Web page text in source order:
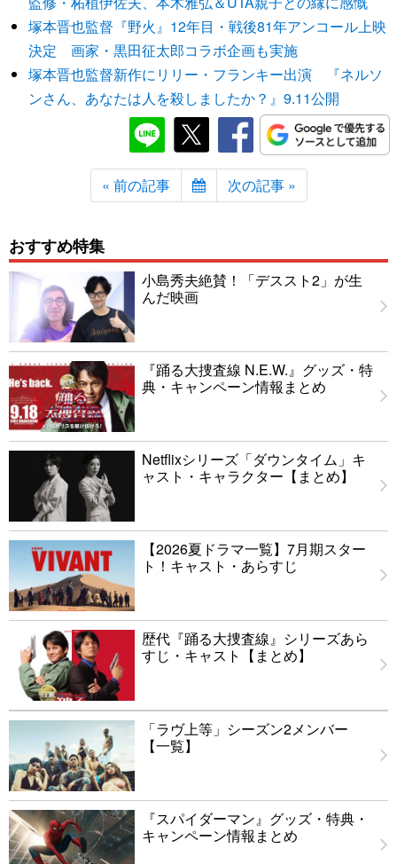
塚本晋也監督『野火』12年目・戦後81年アンコール上映
決定 画家・黒田征太郎コラボ企画も実施
塚本晋也監督新作にリリー・フランキー出演 『ネルソ
ンさん、あなたは人を殺しましたか？』9.11公開
« 前の記事 次の記事 »
おすすめ特集
小島秀夫絶賛！「デススト2」が生
んだ映画
『踊る大捜査線 N.E.W.』グッズ・特
典・キャンペーン情報まとめ
Netflixシリーズ「ダウンタイム」キ
ャスト・キャラクター【まとめ】
【2026夏ドラマ一覧】7月期スター
ト！キャスト・あらすじ
歴代『踊る大捜査線』シリーズあら
すじ・キャスト【まとめ】
「ラヴ上等」シーズン2メンバー
【一覧】
『スパイダーマン』グッズ・特典・
キャンペーン情報まとめ